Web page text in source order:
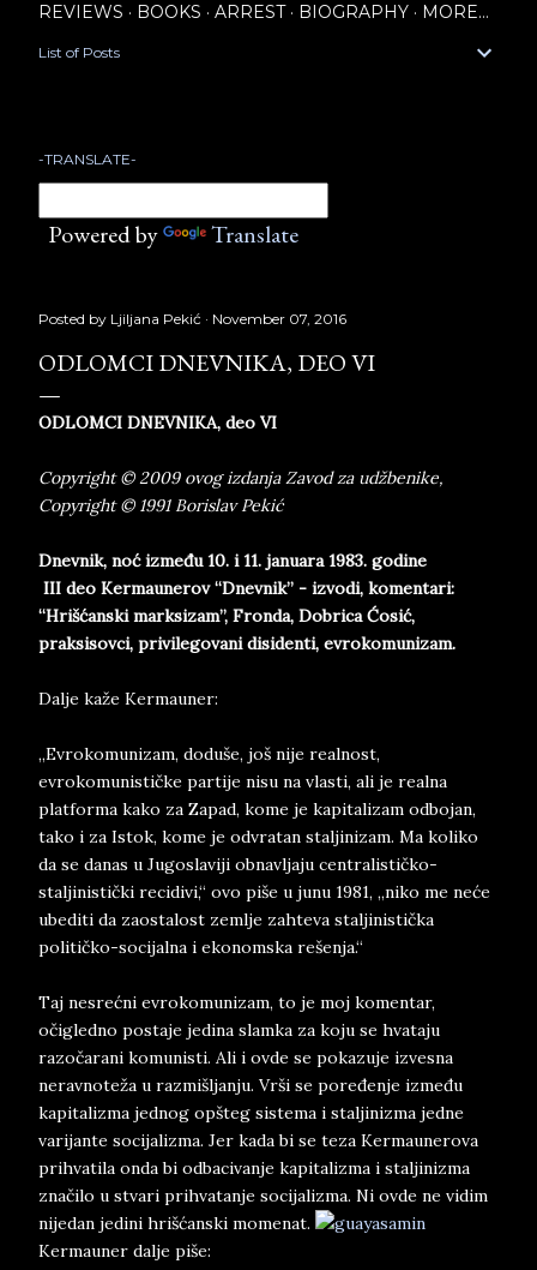
REVIEWS BOOKS ARREST BIOGRAPHY MORE…
List of Posts
-TRANSLATE-
Powered by Translate
Posted by Ljiljana Pekić November 07, 2016
ODLOMCI DNEVNIKA, DEO VI
ODLOMCI DNEVNIKA, deo VI
Copyright © 2009 ovog izdanja Zavod za udžbenike,
Copyright © 1991 Borislav Pekić
Dnevnik, noć između 10. i 11. januara 1983. godine
III deo Kermaunerov “Dnevnik” - izvodi, komentari:
“Hrišćanski marksizam”, Fronda, Dobrica Ćosić,
praksisovci, privilegovani disidenti, evrokomunizam.
Dalje kaže Kermauner:
„Evrokomunizam, doduše, još nije realnost,
evrokomunističke partije nisu na vlasti, ali je realna
platforma kako za Zapad, kome je kapitalizam odbojan,
tako i za Istok, kome je odvratan staljinizam. Ma koliko
da se danas u Jugoslaviji obnavljaju centralističko-
staljinistički recidivi,“ ovo piše u junu 1981, „niko me neće
ubediti da zaostalost zemlje zahteva staljinistička
političko-socijalna i ekonomska rešenja.“
Taj nesrećni evrokomunizam, to je moj komentar,
očigledno postaje jedina slamka za koju se hvataju
razočarani komunisti. Ali i ovde se pokazuje izvesna
neravnoteža u razmišljanju. Vrši se poređenje između
kapitalizma jednog opšteg sistema i staljinizma jedne
varijante socijalizma. Jer kada bi se teza Kermaunerova
prihvatila onda bi odbacivanje kapitalizma i staljinizma
značilo u stvari prihvatanje socijalizma. Ni ovde ne vidim
nijedan jedini hrišćanski momenat.
Kermauner dalje piše: